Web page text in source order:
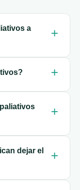
a
dejar el